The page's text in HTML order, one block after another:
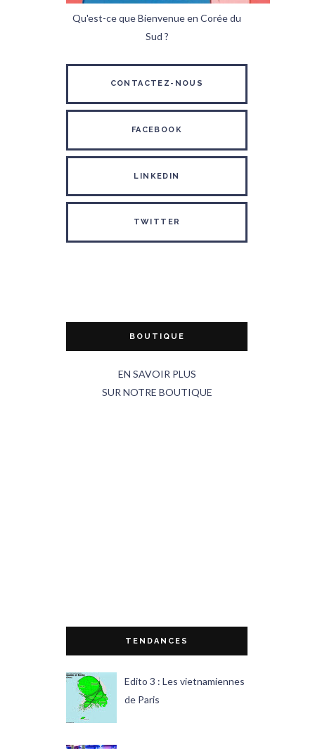
Qu'est-ce que Bienvenue en Corée du
Sud ?
CONTACTEZ-NOUS
FACEBOOK
LINKEDIN
TWITTER
BOUTIQUE
EN SAVOIR PLUS
SUR NOTRE BOUTIQUE
TENDANCES
Edito 3 : Les vietnamiennes
de Paris